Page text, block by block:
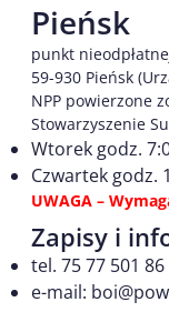
Pieńsk
punkt
59-930 Pieńsk
NPP powierzone
Stowarzyszenie
Wtorek godz.
Czwartek godz.
UWAGA –
Zapisy i
tel. 75 77 501
e-mail: